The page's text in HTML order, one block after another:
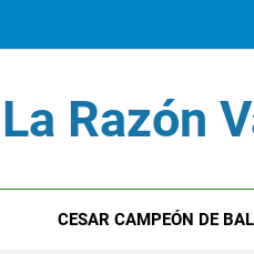
La Razón
CESAR CAMPEÓN DE